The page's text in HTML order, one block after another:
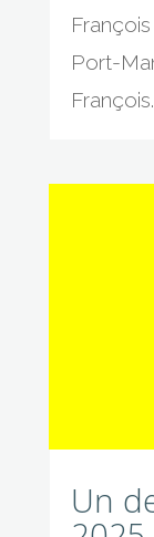
Port-
Un